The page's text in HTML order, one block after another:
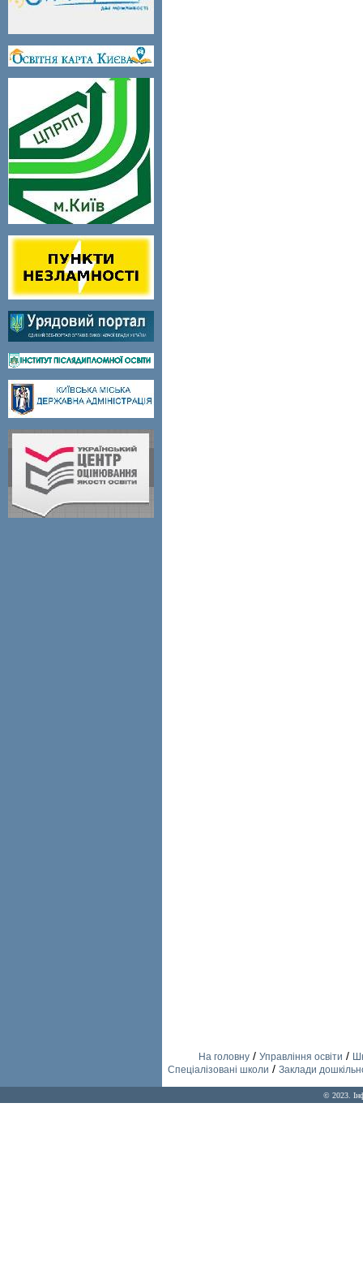
На головну/ Управління освіти /
Спеціалізовані школи / Заклади
© 2023.